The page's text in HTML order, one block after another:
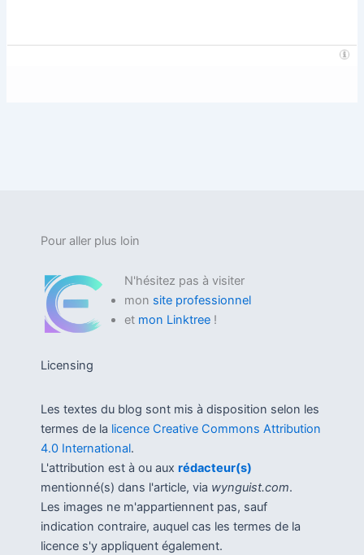
Pour aller plus loin
N'hésitez pas à visiter
mon site professionnel
et mon Linktree !
Licensing
Les textes du blog sont mis à disposition selon les
termes de la licence Creative Commons Attribution
4.0 International.
L'attribution est à ou aux rédacteur(s)
mentionné(s) dans l'article, via wynguist.com.
Les images ne m'appartiennent pas, sauf
indication contraire, auquel cas les termes de la
licence s'y appliquent également.